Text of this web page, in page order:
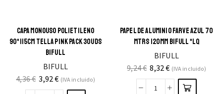
CAPA MONOUSO POLIETILENO
90*115CM TELLA PINK PACK 30UDS
BIFULL
BIFULL
4,36€ 3,92€ (IVA incluido)
PAPEL DE ALUMINIO FARVE AZUL 70
MTRS 120MM BIFULL *LQ
BIFULL
9,24€ 8,32€ (IVA incluido)